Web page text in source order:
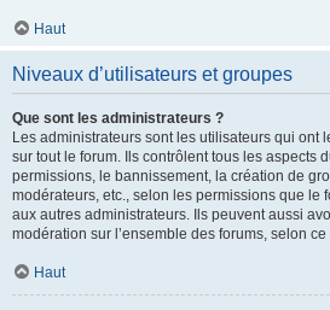
Haut
Niveaux d’utilisateurs et groupes
Que sont les administrateurs ?
Les administrateurs sont les utilisateurs qui ont
sur tout le forum. Ils contrôlent tous les aspects
permissions, le bannissement, la création de
modérateurs, etc., selon les permissions que le
aux autres administrateurs. Ils peuvent aussi
modération sur l’ensemble des forums, selon
Haut